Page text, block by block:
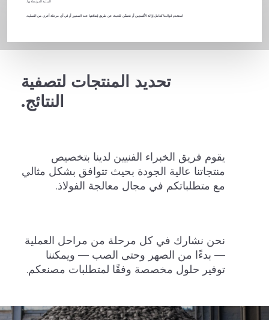
البيئية المرتبطة بها.
استخدم قوالبنا كعامل إزالة الأكسجين أو مُحسِّن للخبث عن طريق إضافتها عند الصنبور أو في أي مرحلة أخرى من العملية.
تحديد المنتجات لتصفية
النتائج.
يقوم فريق الخبراء الفنيين لدينا بتخصيص
منتجاتنا عالية الجودة بحيث تتوافق بشكل مثالي
مع متطلباتكم في مجال معالجة الفولاذ.
نحن نشارك في كل مرحلة من مراحل العملية
— بدءًا من الصهر وحتى الصب — ويمكننا
توفير حلول مخصصة وفقًا لمتطلبات مصنعكم.